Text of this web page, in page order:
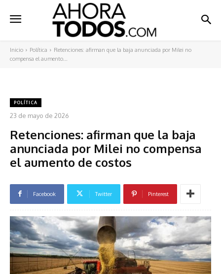
Inicio Política
Retenciones: afirman que la baja anunciada por Milei no
compensa el aumento...
POLÍTICA
23 de mayo de 2026
Retenciones: afirman que la baja
anunciada por Milei no compensa
el aumento de costos
Facebook Twitter Pinterest